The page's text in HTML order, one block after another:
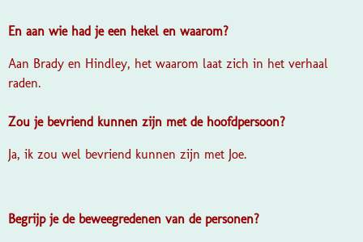
En aan wie had je een hekel en waarom?
Aan Brady en Hindley, het waarom laat zich in het verhaal
raden.
Zou je bevriend kunnen zijn met de hoofdpersoon?
Ja, ik zou wel bevriend kunnen zijn met Joe.
Begrijp je de beweegredenen van de personen?